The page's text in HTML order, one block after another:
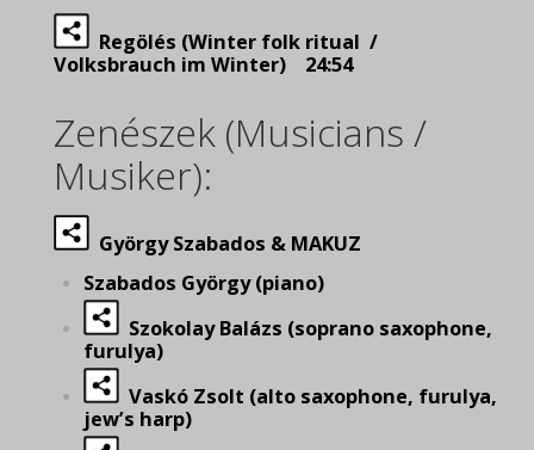
Regölés (Winter folk ritual /
Volksbrauch im Winter) 24:54
Zenészek (Musicians /
Musiker):
György Szabados & MAKUZ
Szabados György (piano)
Szokolay Balázs (soprano saxophone,
furulya)
Vaskó Zsolt (alto saxophone, furulya,
jew’s harp)